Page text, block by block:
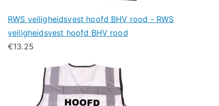
RWS veiligheidsvest hoofd BHV rood - RWS
veiligheidsvest hoofd BHV rood
€13.25